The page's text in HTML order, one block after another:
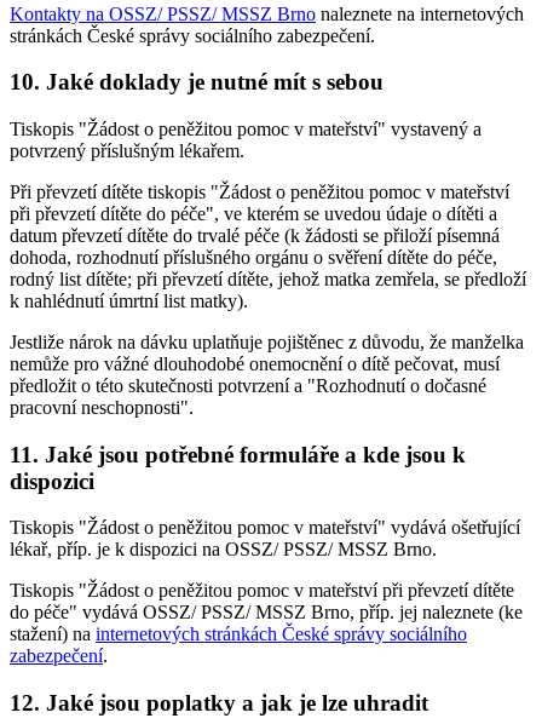
Kontakty na OSSZ/ PSSZ/ MSSZ Brno naleznete na internetových
stránkách České správy sociálního zabezpečení.
10. Jaké doklady je nutné mít s sebou
Tiskopis "Žádost o peněžitou pomoc v mateřství" vystavený a
potvrzený příslušným lékařem.
Při převzetí dítěte tiskopis "Žádost o peněžitou pomoc v mateřství
při převzetí dítěte do péče", ve kterém se uvedou údaje o dítěti a
datum převzetí dítěte do trvalé péče (k žádosti se přiloží písemná
dohoda, rozhodnutí příslušného orgánu o svěření dítěte do péče,
rodný list dítěte; při převzetí dítěte, jehož matka zemřela, se předloží
k nahlédnutí úmrtní list matky).
Jestliže nárok na dávku uplatňuje pojištěnec z důvodu, že manželka
nemůže pro vážné dlouhodobé onemocnění o dítě pečovat, musí
předložit o této skutečnosti potvrzení a "Rozhodnutí o dočasné
pracovní neschopnosti".
11. Jaké jsou potřebné formuláře a kde jsou k
dispozici
Tiskopis "Žádost o peněžitou pomoc v mateřství" vydává ošetřující
lékař, příp. je k dispozici na OSSZ/ PSSZ/ MSSZ Brno.
Tiskopis "Žádost o peněžitou pomoc v mateřství při převzetí dítěte
do péče" vydává OSSZ/ PSSZ/ MSSZ Brno, příp. jej naleznete (ke
stažení) na internetových stránkách České správy sociálního
zabezpečení.
12. Jaké jsou poplatky a jak je lze uhradit